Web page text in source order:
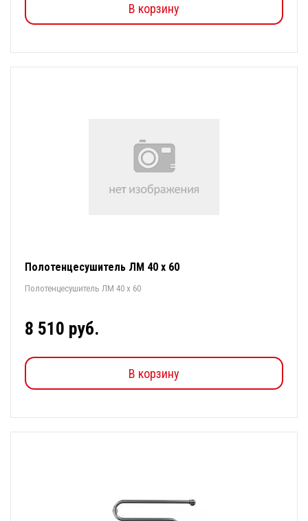
В корзину
Полотенцесушитель ЛМ 40 х 60
Полотенцесушитель ЛМ 40 х 60
8 510 руб.
В корзину